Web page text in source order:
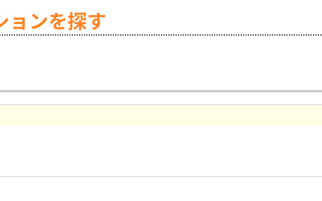
ョンを探す